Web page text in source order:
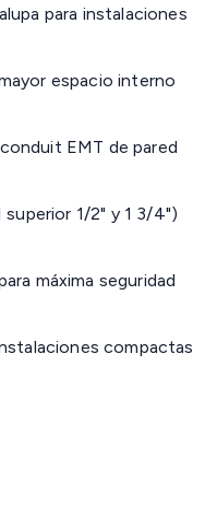
para instalaciones
espacio interno
EMT de pared
1/2" y 1 3/4")
máxima seguridad
compactas